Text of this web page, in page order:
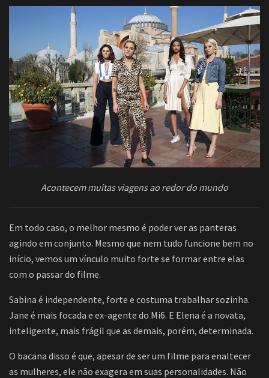
Acontecem muitas viagens ao redor do mundo
Em todo caso, o melhor mesmo é poder ver as panteras
agindo em conjunto. Mesmo que nem tudo funcione bem no
início, vemos um vínculo muito forte se formar entre elas
com o passar do filme.
Sabina é independente, forte e costuma trabalhar sozinha.
Jane é mais focada e ex-agente do Mi6. E Elena é a novata,
inteligente, mais frágil que as demais, porém, determinada.
O bacana disso é que, apesar de ser um filme para enaltecer
as mulheres, ele não exagera em suas personalidades. Não